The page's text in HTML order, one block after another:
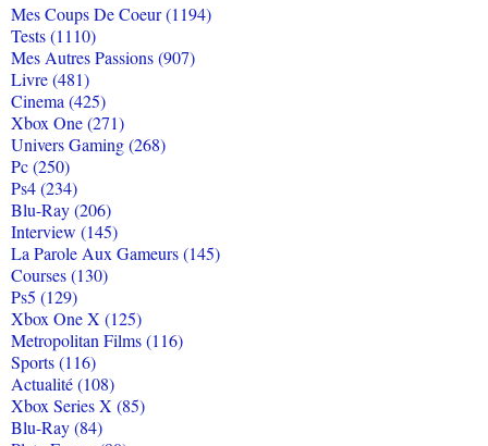
Mes Coups De Coeur (1194)
Tests (1110)
Mes Autres Passions (907)
Livre (481)
Cinema (425)
Xbox One (271)
Univers Gaming (268)
Pc (250)
Ps4 (234)
Blu-Ray (206)
Interview (145)
La Parole Aux Gameurs (145)
Courses (130)
Ps5 (129)
Xbox One X (125)
Metropolitan Films (116)
Sports (116)
Actualité (108)
Xbox Series X (85)
Blu-Ray (84)